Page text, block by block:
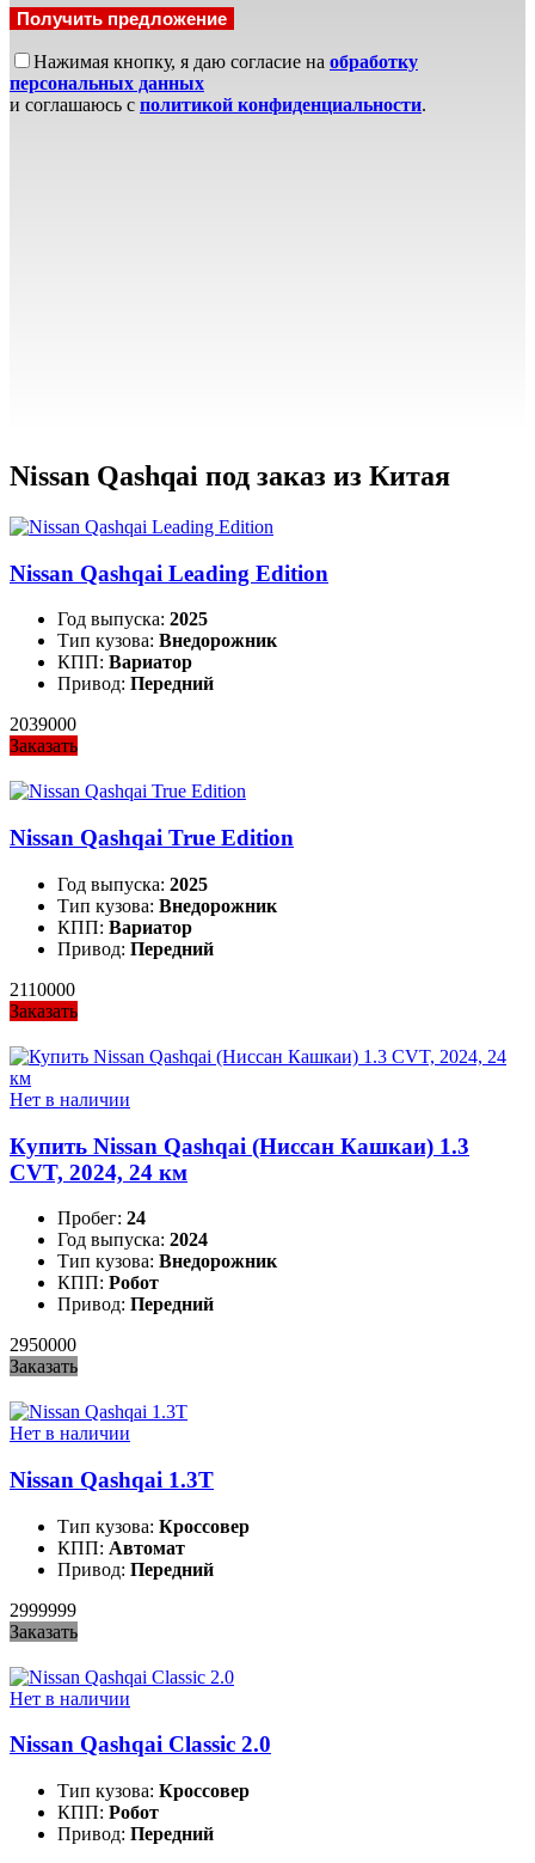
Нажимая кнопку, я даю согласие на обработку
персональных данных
и соглашаюсь с политикой конфиденциальности.
Nissan Qashqai под заказ из Китая
Nissan Qashqai Leading Edition
Год выпуска: 2025
Тип кузова: Внедорожник
КПП: Вариатор
Привод: Передний
2039000
Заказать
Nissan Qashqai True Edition
Год выпуска: 2025
Тип кузова: Внедорожник
КПП: Вариатор
Привод: Передний
2110000
Заказать
Нет в наличии
Купить Nissan Qashqai (Ниссан Кашкаи) 1.3
CVT, 2024, 24 км
Пробег: 24
Год выпуска: 2024
Тип кузова: Внедорожник
КПП: Робот
Привод: Передний
2950000
Заказать
Нет в наличии
Nissan Qashqai 1.3T
Тип кузова: Кроссовер
КПП: Автомат
Привод: Передний
2999999
Заказать
Нет в наличии
Nissan Qashqai Classic 2.0
Тип кузова: Кроссовер
КПП: Робот
Привод: Передний